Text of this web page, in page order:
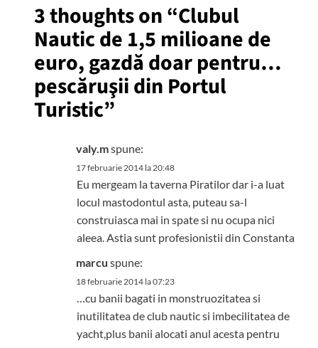
3 thoughts on “Clubul
Nautic de 1,5 milioane de
euro, gazdă doar pentru…
pescăruşii din Portul
Turistic”
valy.mspune:
17 februarie 2014 la 20:48
Eu mergeam la taverna Piratilor dar i-a luat
locul mastodontul asta, puteau sa-l
construiasca mai in spate si nu ocupa nici
aleea. Astia sunt profesionistii din Constanta
marcu spune:
18 februarie 2014 la 07:23
…cu banii bagati in monstruozitatea si
inutilitatea de club nautic si imbecilitatea de
yacht,plus banii alocati anul acesta pentru